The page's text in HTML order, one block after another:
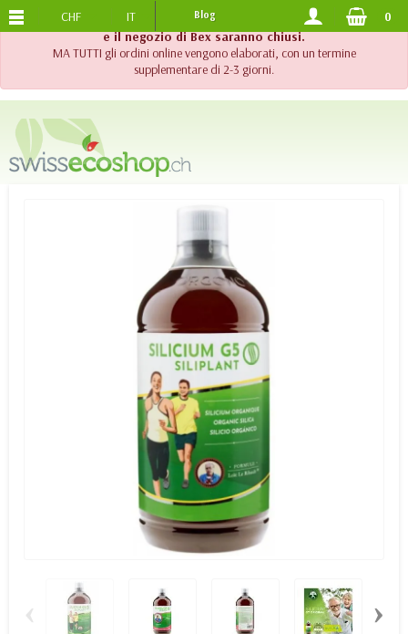
!! Importante !! Fino al 20 agosto 2026, l'assistenza telefonica
e il negozio di Bex saranno chiusi.
MA TUTTI gli ordini online vengono elaborati, con un termine
supplementare di 2-3 giorni.
SPEDIZIONE GRATUITADA 120.-
CHF IT Blog 0
‹ ›